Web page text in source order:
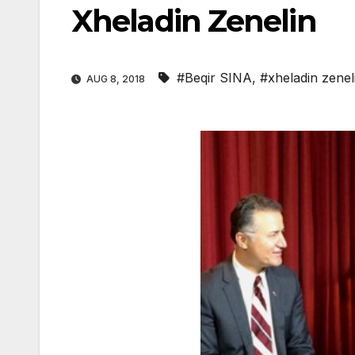
Xheladin Zenelin
AUG 8, 2018 #Beqir SINA, #xheladin